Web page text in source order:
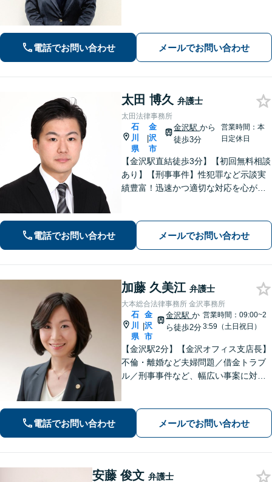
あり】
電話でお問い合わせ メールでお問い合わせ
太田 博久 弁護士
太田法律事務所
石
川
県
|
金
沢
市
金沢駅から
徒歩3分
営業時間：本
日定休日
【金沢駅直結徒歩3分】【初回無料相談
あり】【刑事事件】性犯罪など示談実
績豊富！迅速かつ適切な対応を心がけ
対応で、適切な解決へと導きます。
電話でお問い合わせ メールでお問い合わせ
加藤 久美江 弁護士
大本総合法律事務所 金沢事務所
石
川
県
|
金
沢
市
金沢駅か
ら徒歩2分
営業時間：09:00~2
3:59（土日祝日）
【金沢駅2分】【金沢オフィス支店長】
不倫・離婚など夫婦問題／借金トラブ
ル／刑事事件など、幅広い事案に対応
ですので、リラックスしてお話しいた
だけると思います。法テラスOK
電話でお問い合わせ メールでお問い合わせ
安藤 俊文 弁護士